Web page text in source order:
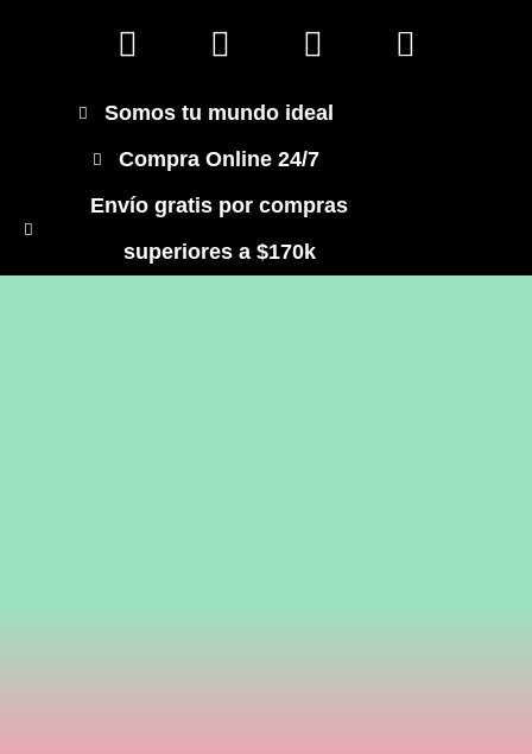
Somos tu mundo ideal
Compra Online 24/7
Envío gratis por compras
superiores a $170k